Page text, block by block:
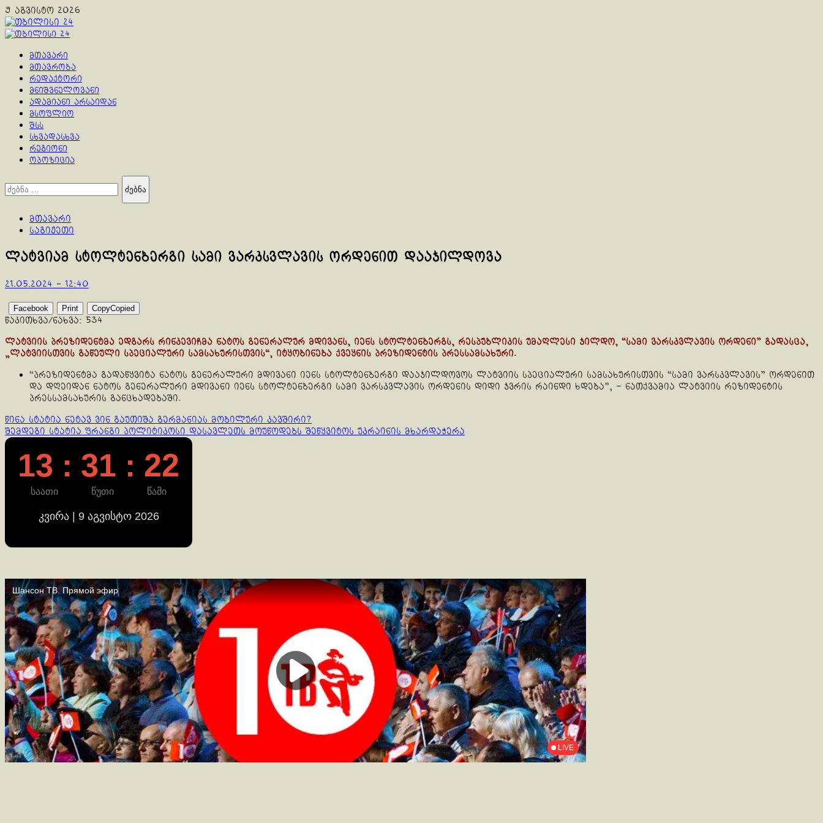
Skip
to
content
9 აგვისტო 2026
Primary
მთავარი
მთავრობა
რედაქტორი
მნიშვნელოვანი
ადამიანი არსაიდან
მსოფლიო
შსს
სხვადასხვა
რეგიონი
ოპოზიცია
ძებნა:
მთავარი
საგიჟეთი
ლატვიამ სტოლტენბერგი სამი ვარკსვლავის ორდენით დააჯილდოვა
21.05.2024 - 12:40
Facebook Print CopyCopied
წაკითხვა/ნახვა: 534
ლატვიის პრეზიდენტმა ედგარს რინკევიჩმა ნატოს გენერალურ მდივანს, იენს სტოლტენბერგს, რესპუბლიკის უმაღლესი ჯილდო, “სამი ვარსკვლავის ორდენი” გადასცა,
„ლატვიისთვის გაწეული სპეციალური სამსახურისთვის“, იტყობინება ქვეყნის პრეზიდენტის პრესსამსახური.
“პრეზიდენტმა გადაწყვიტა ნატოს გენერალური მდივანი იენს სტოლტენბერგი დააჯილდოვოს ლატვიის სპეციალური სამსახურისთვის “სამი ვარსკვლავის” ორდენით
და დღეიდან ნატოს გენერალური მდივანი იენს სტოლტენბერგი სამი ვარსკვლავის ორდენის დიდი ჯვრის რაინდი ხდება”, – ნათქვამია ლატვიის რეზიდენტის
პრესსამსახურის განცხადებაში.
Continue
Reading
წინა სტატია ნეტავ ვინ გაუთიშა გერმანიას მობილური კავშირი?
შემდეგი სტატია ფრანგი პოლიტიკოსი დასავლეთს მოუწოდებს შეწყვიტოს უკრაინის მხარდაჭერა
13 : 31 : 23
საათი წუთი წამი
კვირა | 9 აგვისტო 2026